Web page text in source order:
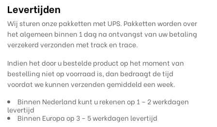
Levertijden
Wij sturen onze pakketten met UPS. Pakketten worden over
het algemeen binnen 1 dag na ontvangst van uw betaling
verzekerd verzonden met track en trace.
Indien het door u bestelde product op het moment van
bestelling niet op voorraad is, dan bedraagt de tijd
voordat we kunnen verzenden gemiddeld een week.
Binnen Nederland kunt u rekenen op 1 – 2 werkdagen
levertijd
Binnen Europa op 3 – 5 werkdagen levertijd